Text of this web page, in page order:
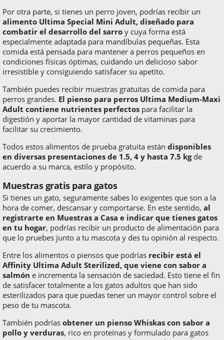
Por otra parte, si tienes un perro joven, podrías recibir un
alimento Ultima Special Mini Adult, diseñado para
combatir el desarrollo del sarro y cuya forma está
especialmente adaptada para mandíbulas pequeñas. Esta
comida está pensada para mantener a perros pequeños en
condiciones físicas óptimas, cuidando un delicioso sabor
irresistible y consiguiendo satisfacer su apetito.
También puedes recibir muestras gratuitas de comida para
perros grandes. El pienso para perros Ultima Medium-Maxi
Adult contiene nutrientes perfectos para facilitar la
digestión y aportar la mayor cantidad de vitaminas para
facilitar su crecimiento.
Todos estos alimentos de prueba gratuita están disponibles
en diversas presentaciones de 1.5, 4 y hasta 7.5 kgde
acuerdo a su marca, estilo y propósito.
Muestras gratis para gatos
Si tienes un gato, seguramente sabes lo exigentes que son a la
hora de comer, descansar y comportarse. En este sentido, al
registrarte en Muestras a Casa e indicar que tienes gatos
en tu hogar, podrías recibir un producto de alimentación para
que lo pruebes junto a tu mascota y des tu opinión al respecto.
Entre los alimentos o piensos que podrías recibir está el
Affinity Ultima Adult Sterilized, que viene con sabor a
salmón e incrementa la sensación de saciedad. Esto tiene el fin
de satisfacer totalmente a los gatos adultos que han sido
esterilizados para que puedas tener un mayor control sobre el
peso de tu mascota.
También podrías obtener un pienso Whiskas con sabor a
pollo y verduras, rico en proteínas y formulado para gatos